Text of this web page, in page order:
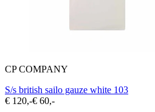
CP COMPANY
S/s british sailo gauze white 103
€ 120,-€ 60,-